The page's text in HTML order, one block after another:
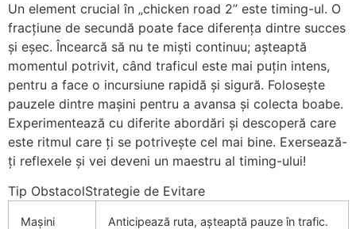
Un element crucial în „chicken road 2” este timing-ul. O
fracțiune de secundă poate face diferența dintre succes
și eșec. Încearcă să nu te miști continuu; așteaptă
momentul potrivit, când traficul este mai puțin intens,
pentru a face o incursiune rapidă și sigură. Folosește
pauzele dintre mașini pentru a avansa și colecta boabe.
Experimentează cu diferite abordări și descoperă care
este ritmul care ți se potrivește cel mai bine. Exersează-
ți reflexele și vei deveni un maestru al timing-ului!
Tip ObstacolStrategie de Evitare
Mașini Anticipează ruta, așteaptă pauze în trafic.